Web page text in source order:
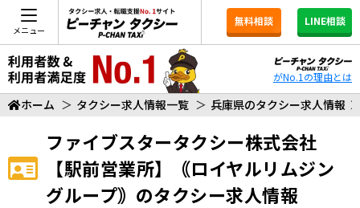
メニュー
無料相談 LINE相談
がNo.1の理由とは
ホーム ＞ タクシー求人情報一覧 ＞ 兵庫県のタクシー求人情報 ＞
ファイブスタータクシー株式会社
【駅前営業所】｟ロイヤルリムジン
グループ｠ のタクシー求人情報